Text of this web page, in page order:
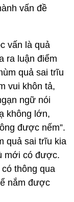
vấn đề
vấn là quả
ra luận điểm
quả sai trĩu
vui khôn tả,
ngữ nói
không lớn,
được nếm”.
quả sai trĩu kia
mới có được.
thông qua
nắm được